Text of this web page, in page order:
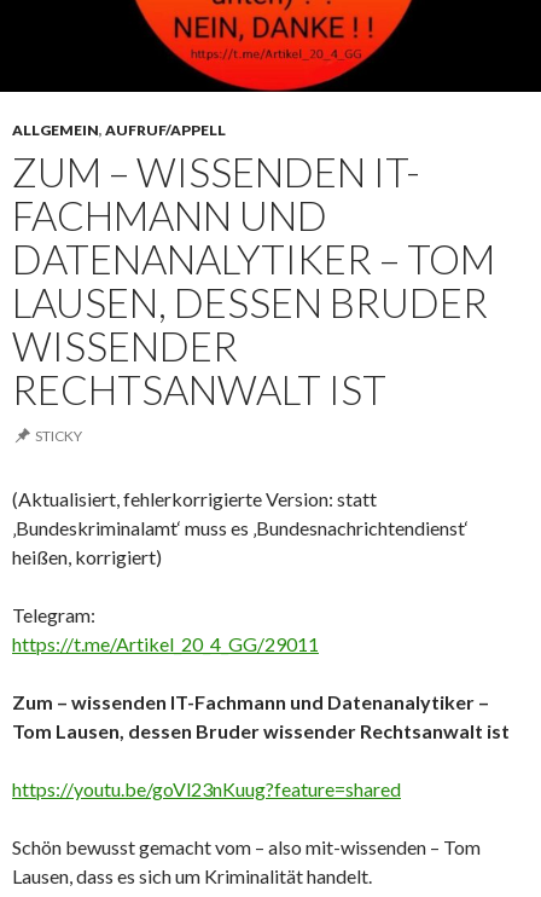
ALLGEMEIN, AUFRUF/APPELL
ZUM – WISSENDEN IT-
FACHMANN UND
DATENANALYTIKER – TOM
LAUSEN, DESSEN BRUDER
WISSENDER
RECHTSANWALT IST
STICKY
(Aktualisiert, fehlerkorrigierte Version: statt
‚Bundeskriminalamt‘ muss es ‚Bundesnachrichtendienst‘
heißen, korrigiert)
Telegram:
https://t.me/Artikel_20_4_GG/29011
Zum – wissenden IT-Fachmann und Datenanalytiker –
Tom Lausen, dessen Bruder wissender Rechtsanwalt ist
https://youtu.be/goVl23nKuug?feature=shared
Schön bewusst gemacht vom – also mit-wissenden – Tom
Lausen, dass es sich um Kriminalität handelt.